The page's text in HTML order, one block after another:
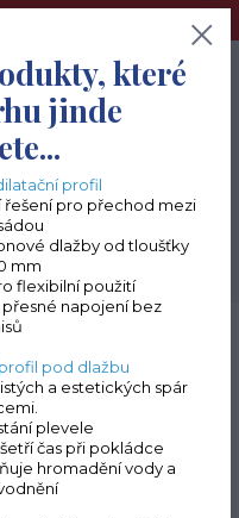
www.terceshop.cz!➢
0
0 Kč
profil pro nopovou fólii
"DISTO" -
28 mm
které
jinde
profil
řešení pro přechod mezi
dlažby od tloušťky
mm
flexibilní použití
napojení bez
pod dlažbu
a estetických spár
plevele
čas při pokládce
hromadění vody a